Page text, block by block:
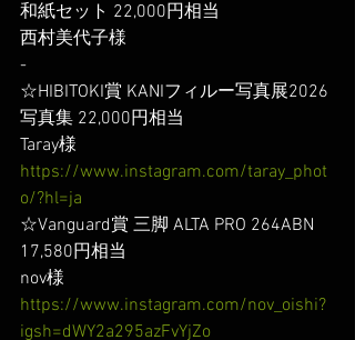
和紙セット 22,000円相当
西村美代子様
-
☆HIBITOKI賞 KANIフィルー写真展2026
写真集 22,000円相当
Taray様
https://www.instagram.com/taray_phot
o/?hl=ja
☆Vanguard賞 三脚 ALTA PRO 264ABN
17,580円相当
nov様
https://www.instagram.com/nov_oishi?
igsh=dWY2a295azFvYjZo